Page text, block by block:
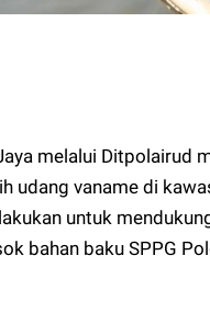
melalui Ditpolairud
udang vaname di
untuk
bahan baku SPPG